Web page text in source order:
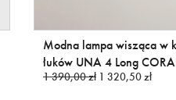
Modna lampa wisząca w
łuków UNA 4 Long
1 390,00 zł1 320,50 zł